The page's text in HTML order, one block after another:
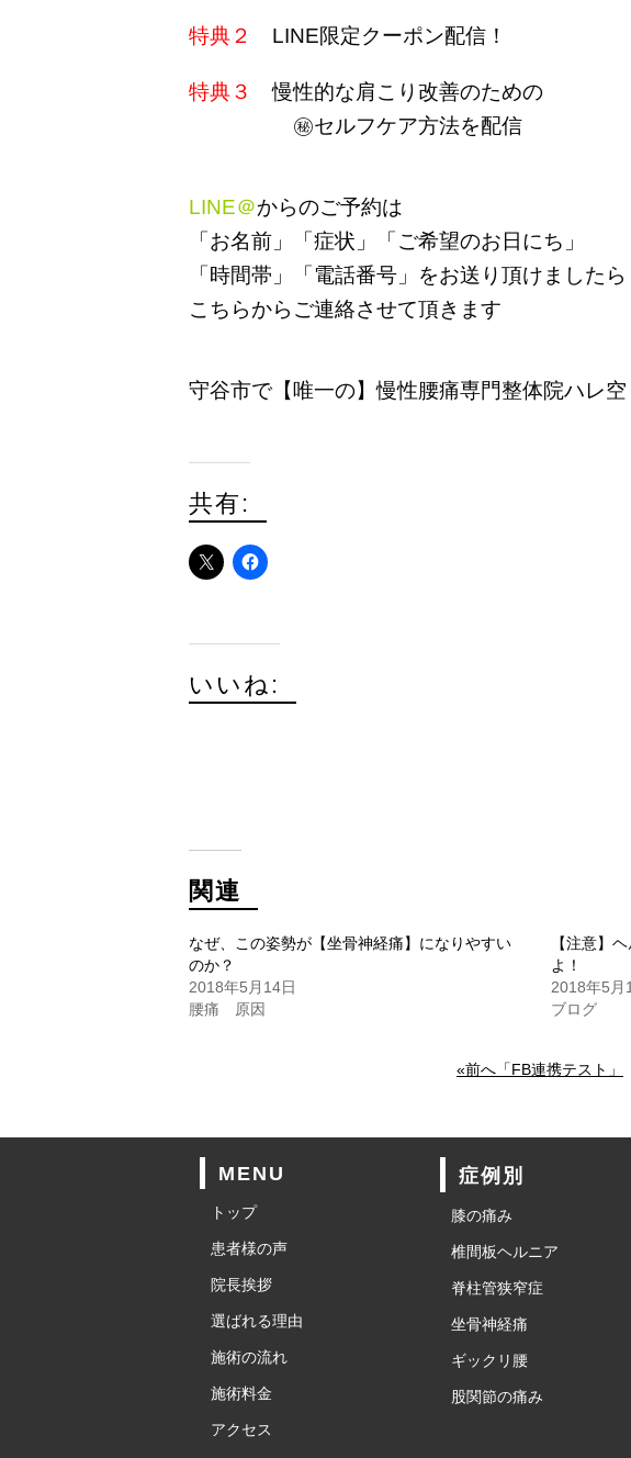
特典２ LINE限定クーポン配信！
特典３
慢性的な肩こり改善のための
㊙セルフケア方法を配信
LINE＠からのご予約は
「お名前」「症状」「ご希望のお日にち」
「時間帯」「電話番号」をお送り頂けましたら
こちらからご連絡させて頂きます
守谷市で【唯一の】慢性腰痛専門整体院ハレ空
共有:
いいね:
関連
なぜ、この姿勢が【坐骨神経痛】になりやすい
のか？
2018年5月14日
腰痛 原因
【注意】
よ！
2018年5月
ブログ
«前へ「FB連携テスト」
MENU
トップ
患者様の声
院長挨拶
選ばれる理由
施術の流れ
施術料金
アクセス
症例別
膝の痛み
椎間板ヘルニア
脊柱管狭窄症
坐骨神経痛
ギックリ腰
股関節の痛み